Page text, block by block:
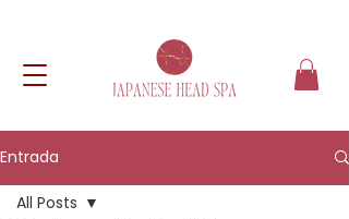
Entrada
All Posts